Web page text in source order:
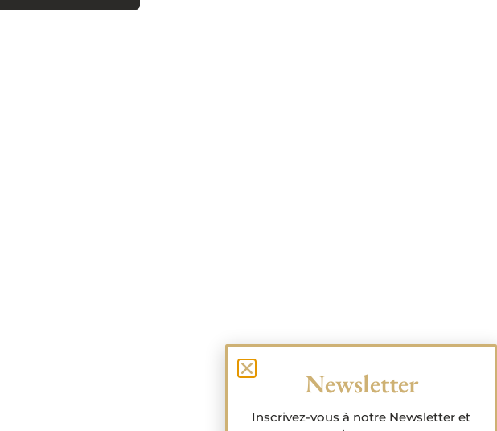
Newsletter
Inscrivez-vous à notre Newsletter et